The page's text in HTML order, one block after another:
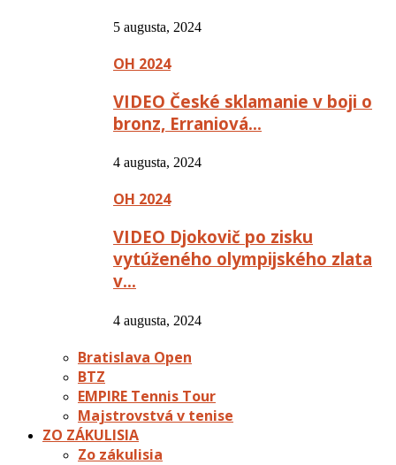
5 augusta, 2024
OH 2024
VIDEO České sklamanie v boji o
bronz, Erraniová…
4 augusta, 2024
OH 2024
VIDEO Djokovič po zisku
vytúženého olympijského zlata
v…
4 augusta, 2024
Bratislava Open
BTZ
EMPIRE Tennis Tour
Majstrovstvá v tenise
ZO ZÁKULISIA
Zo zákulisia